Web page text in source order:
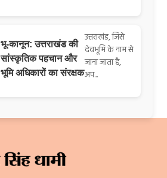
भू-कानून: उत्तराखंड की
सांस्कृतिक पहचान और
भूमि अधिकारों का संरक्षक
उत्तराखंड, जिसे
देवभूमि के नाम से
जाना जाता है,
अप...